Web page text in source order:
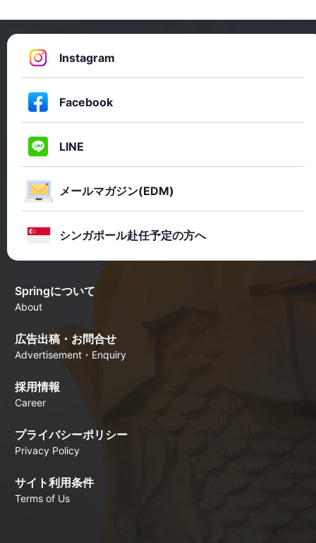
Instagram
Facebook
LINE
メールマガジン(EDM)
シンガポール赴任予定の方へ
Springについて
About
広告出稿・お問合せ
Advertisement・Enquiry
採用情報
Career
プライバシーポリシー
Privacy Policy
サイト利用条件
Terms of Us